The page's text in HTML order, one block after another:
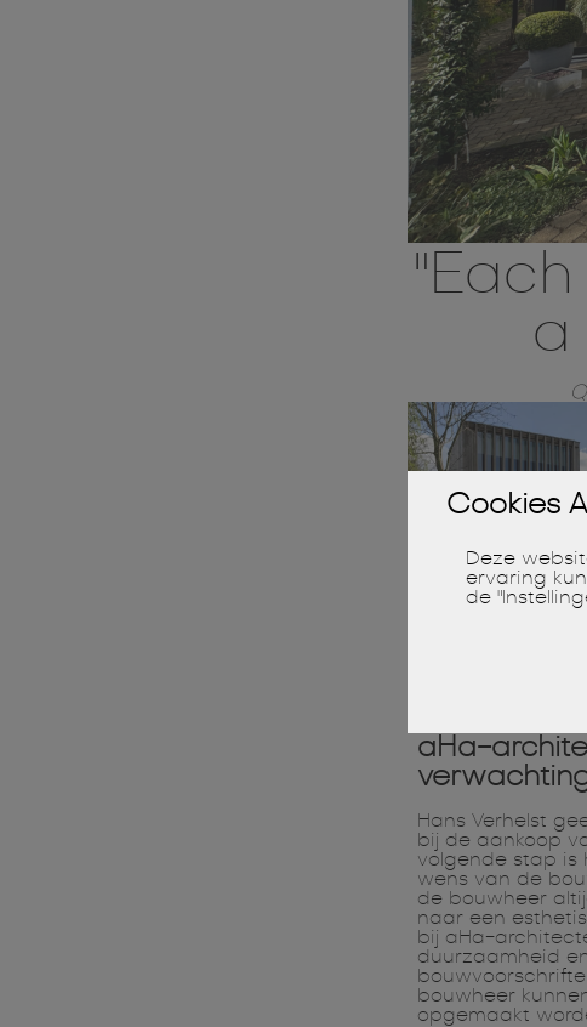
a
aHa-
Hans Verhelst
bij de aankoop
volgende stap is
wens van de
de bouwheer
naar een
bij aHa-
duurzaamheid
bouwheer
opgemaakt
Cookies
Deze
ervaring
de